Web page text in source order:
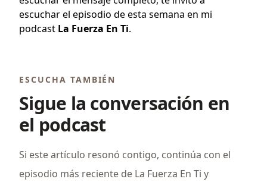
escuchar el episodio de esta semana en mi
podcast La Fuerza En Ti.
ESCUCHA TAMBIÉN
Sigue la conversación en
el podcast
Si este artículo resonó contigo, continúa con el
episodio más reciente de La Fuerza En Ti y